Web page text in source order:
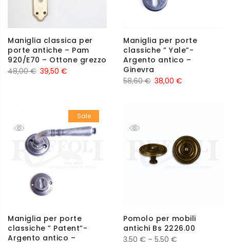
Maniglia classica per
porte antiche – Pam
920/E70 – Ottone grezzo
48,00€ 39,50 €
Maniglia per porte
classiche ” Yale”-
Argento antico –
Ginevra
58,60€ 38,00 €
Sale
Maniglia per porte
classiche ” Patent”-
Argento antico –
Pomolo per mobili
antichi Bs 2226.00
3,50 € – 5,50 €